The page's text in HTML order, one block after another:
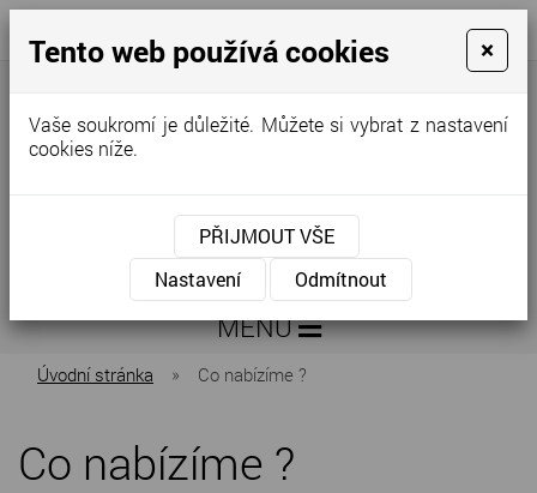
+420
298
640
info@zeleninakovar.cz
MENU
Úvodní stránka » Co nabízíme ?
Co nabízíme ?
Tento web používá cookies ×
Vaše soukromí je důležité. Můžete si vybrat z nastavení
cookies níže.
PŘIJMOUT VŠE
Nastavení
Odmítnout